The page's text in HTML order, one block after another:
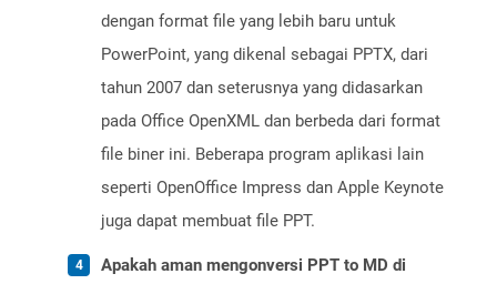
dengan format file yang lebih baru untuk
PowerPoint, yang dikenal sebagai PPTX, dari
tahun 2007 dan seterusnya yang didasarkan
pada Office OpenXML dan berbeda dari format
file biner ini. Beberapa program aplikasi lain
seperti OpenOffice Impress dan Apple Keynote
juga dapat membuat file PPT.
Apakah aman mengonversi PPT to MD di